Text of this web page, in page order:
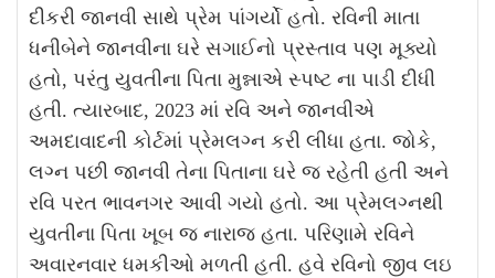
દીકરી જાનવી સાથે પ્રેમ પાંગર્યો હતો. રવિની માતા
ધનીબેને જાનવીના ઘરે સગાઈનો પ્રસ્તાવ પણ મૂક્યો
હતો, પરંતુ યુવતીના પિતા મુન્નાએ સ્પષ્ટ ના પાડી દીધી
હતી. ત્યારબાદ, 2023 માં રવિ અને જાનવીએ
અમદાવાદની કોર્ટમાં પ્રેમલગ્ન કરી લીધા હતા. જોકે,
લગ્ન પછી જાનવી તેના પિતાના ઘરે જ રહેતી હતી અને
રવિ પરત ભાવનગર આવી ગયો હતો. આ પ્રેમલગ્નથી
યુવતીના પિતા ખૂબ જ નારાજ હતા. પરિણામે રવિને
અવારનવાર ધમકીઓ મળતી હતી. હવે રવિનો જીવ લઇ